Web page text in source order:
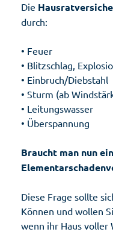
Die
durch:
• Feuer
• Blitzschlag,
• Einbruch/Diebstahl
• Sturm (ab
• Leitungswasser
• Überspannung
Braucht man nun
Diese Frage sollte
Können und wollen
wenn ihr Haus voller